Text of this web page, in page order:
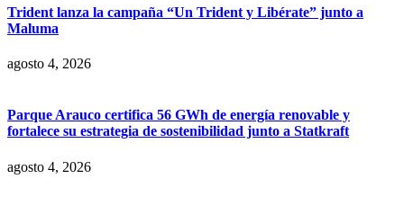
Trident lanza la campaña “Un Trident y Libérate” junto a
Maluma
agosto 4, 2026
Parque Arauco certifica 56 GWh de energía renovable y
fortalece su estrategia de sostenibilidad junto a Statkraft
agosto 4, 2026